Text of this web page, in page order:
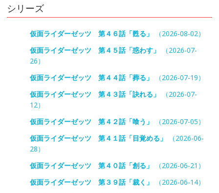
シリーズ
仮面ライダーゼッツ 第４６話「甦る」
（2026-08-02）
仮面ライダーゼッツ 第４５話「惑わす」
（2026-07-
26）
仮面ライダーゼッツ 第４４話「葬る」
（2026-07-19）
仮面ライダーゼッツ 第４３話「訣れる」
（2026-07-
12）
仮面ライダーゼッツ 第４２話「喰う」
（2026-07-05）
仮面ライダーゼッツ 第４１話「目覚める」
（2026-06-
28）
仮面ライダーゼッツ 第４０話「創る」
（2026-06-21）
仮面ライダーゼッツ 第３９話「裁く」
（2026-06-14）